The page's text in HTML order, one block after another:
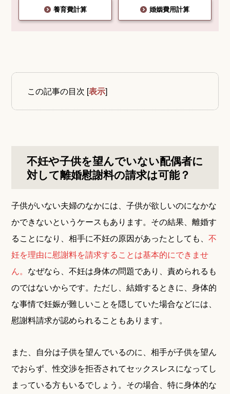
養育費計算 婚姻費用計算
この記事の目次 [表示]
不妊や子供を望んでいない配偶者に
対して離婚慰謝料の請求は可能？
子供がいない夫婦のなかには、子供が欲しいのになかな
かできないというケースもあります。その結果、離婚す
ることになり、相手に不妊の原因があったとしても、不
妊を理由に慰謝料を請求することは基本的にできませ
ん。 なぜなら、不妊は身体の問題であり、責められるも
のではないからです。ただし、結婚するときに、身体的
な事情で妊娠が難しいことを隠していた場合などには、
慰謝料請求が認められることもあります。
また、自分は子供を望んでいるのに、相手が子供を望ん
でおらず、性交渉を拒否されてセックスレスになってし
まっている方もいるでしょう。その場合、特に身体的な